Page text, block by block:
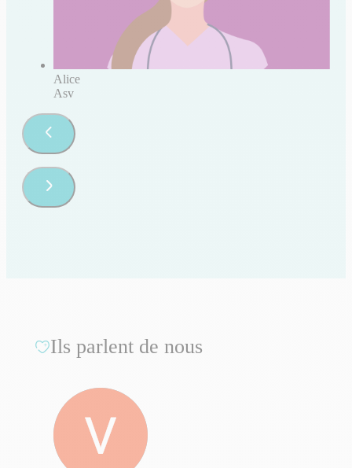
Alice
Asv
Ils parlent de nous